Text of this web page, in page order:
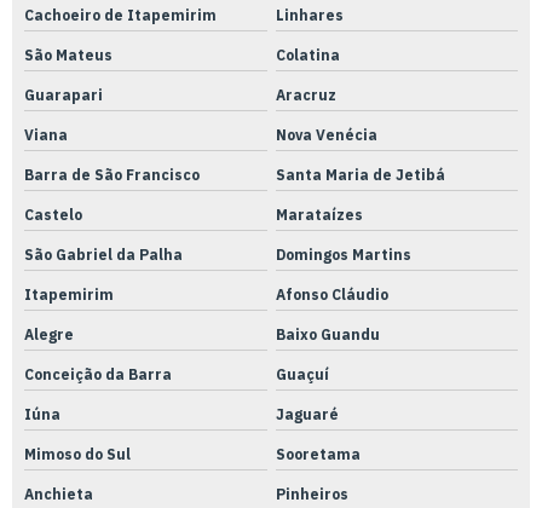
Mangueira pu 10mm azul
Mangueira pu 6mm
Mangueira pu azul
Mangueiras pu 10mm
Mangueiras pu 12mm
Mangueiras pu 8mm
Mangueiras pu
Medição indireta metrologia
Medição com micrômetro
Cachoeiro de Itapemirim Linhares
São Mateus Colatina
Guarapari Aracruz
Viana Nova Venécia
Barra de São Francisco Santa Maria de Jetibá
Castelo Marataízes
São Gabriel da Palha Domingos Martins
Itapemirim Afonso Cláudio
Alegre Baixo Guandu
Conceição da Barra Guaçuí
Iúna Jaguaré
Mimoso do Sul Sooretama
Anchieta Pinheiros